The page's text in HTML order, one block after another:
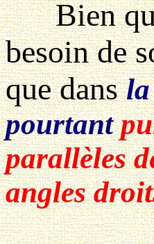
Bien que
besoin de
que dans
pourtant
parallèles
angles